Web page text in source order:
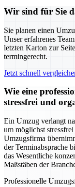
Wir sind für Sie
Sie planen einen
Unser erfahrenes
letzten Karton zur
termingerecht.
Jetzt schnell
Wie eine
stressfrei und
Ein Umzug verlangt
um möglichst
Umzugsfirma
der Terminabsprache
das Wesentliche
Maßstäben der
Professionelle